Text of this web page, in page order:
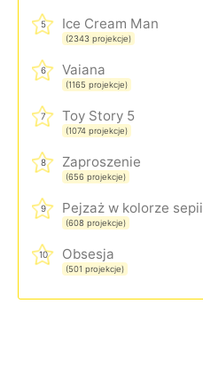
5 Ice Cream Man
(2343 projekcje)
6 Vaiana
(1165 projekcje)
7 Toy Story 5
(1074 projekcje)
8 Zaproszenie
(656 projekcje)
9 Pejzaż w kolorze sepii
(608 projekcje)
10 Obsesja
(501 projekcje)